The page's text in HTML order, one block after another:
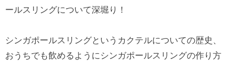
ールスリングについて深堀り！
シンガポールスリングというカクテルについての歴史、
おうちでも飲めるようにシンガポールスリングの作り方